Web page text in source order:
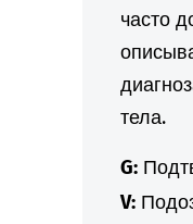
часто
тела.
G:
V: